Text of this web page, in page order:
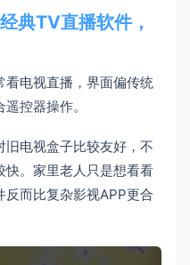
典TV直播软件，
看电视直播，界面偏传统
控器操作。
电视盒子比较友好，不
快。家里老人只是想看看
而比复杂影视APP更合